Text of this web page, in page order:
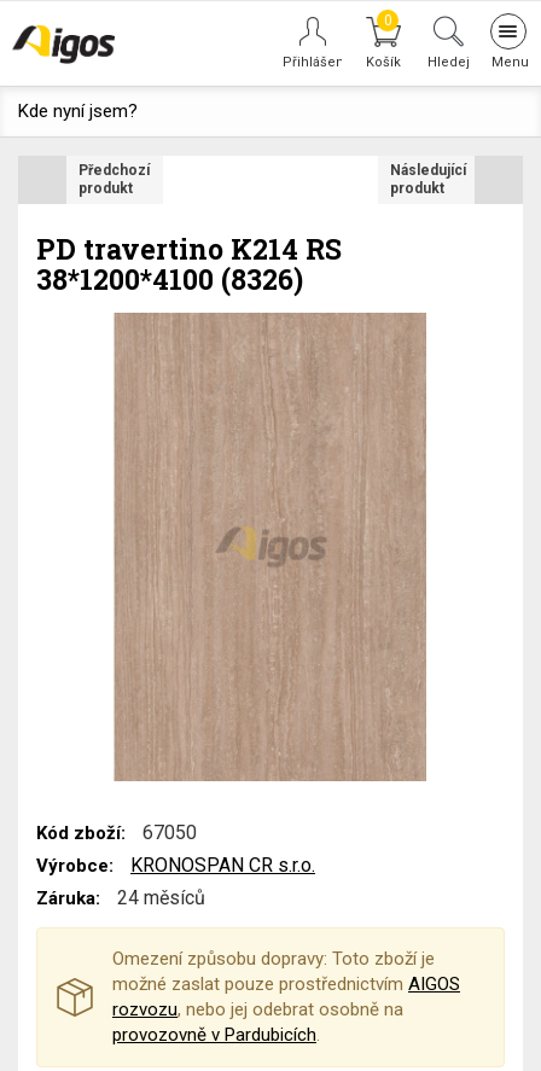
0
Hledej
Kde nyní jsem?
Předchozí
produkt
Následující
produkt
PD travertino K214 RS
38*1200*4100 (8326)
Kód zboží: 67050
Výrobce: KRONOSPAN CR s.r.o.
Záruka: 24 měsíců
Omezení způsobu dopravy: Toto zboží je
možné zaslat pouze prostřednictvím AIGOS
rozvozu, nebo jej odebrat osobně na
provozovně v Pardubicích.